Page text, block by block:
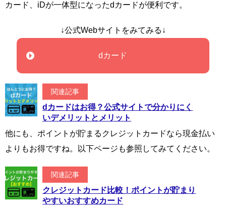
カード、iDが一体型になったdカードが便利です。
↓公式Webサイトをみてみる↓
dカード
関連記事
dカードはお得？公式サイトで分かりにく
いデメリットとメリット
他にも、ポイントが貯まるクレジットカードなら現金払い
よりもお得ですね。以下ページも参照してみてください。
関連記事
クレジットカード比較！ポイントが貯まり
やすいおすすめカード